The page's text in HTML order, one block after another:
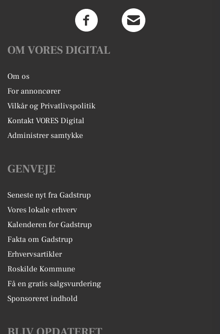
OM VORES DIGITAL
Om os
For annoncører
Vilkår og Privatlivspolitik
Kontakt VORES Digital
Administrer samtykke
GENVEJE
Seneste nyt fra Gadstrup
Vores lokale erhverv
Kalenderen for Gadstrup
Fakta om Gadstrup
Erhvervsartikler
Roskilde Kommune
Få en gratis salgsvurdering
Sponsoreret indhold